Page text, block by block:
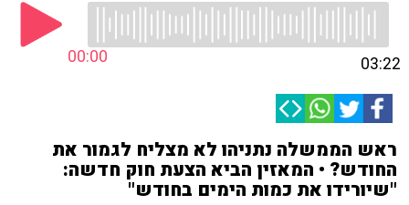
00:00 03:22
ראש הממשלה נתניהו לא מצליח לגמור את
החודש? • המאזין הביא הצעת חוק חדשה:
"שיורידו את כמות הימים בחודש"